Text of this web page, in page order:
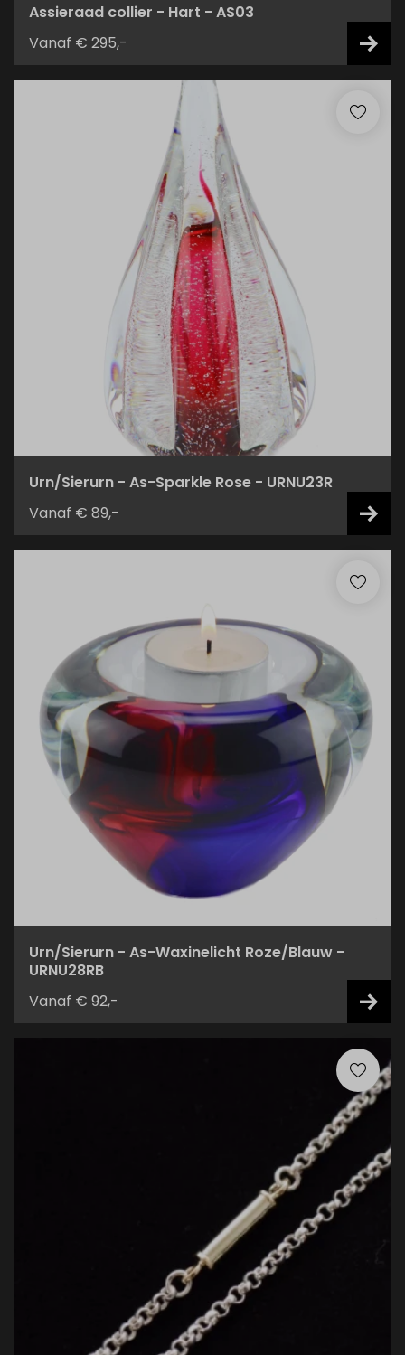
Assieraad collier - Hart - AS03
Vanaf € 295,-
Urn/Sierurn - As-Sparkle Rose - URNU23R
Vanaf € 89,-
Urn/Sierurn - As-Waxinelicht Roze/Blauw -
URNU28RB
Vanaf € 92,-